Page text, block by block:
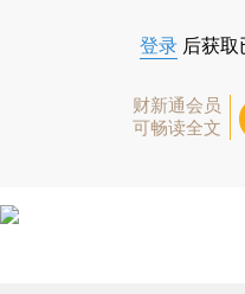
登录 后获取
财新通会员
可畅读全文